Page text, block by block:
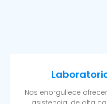
Nos enorgullece